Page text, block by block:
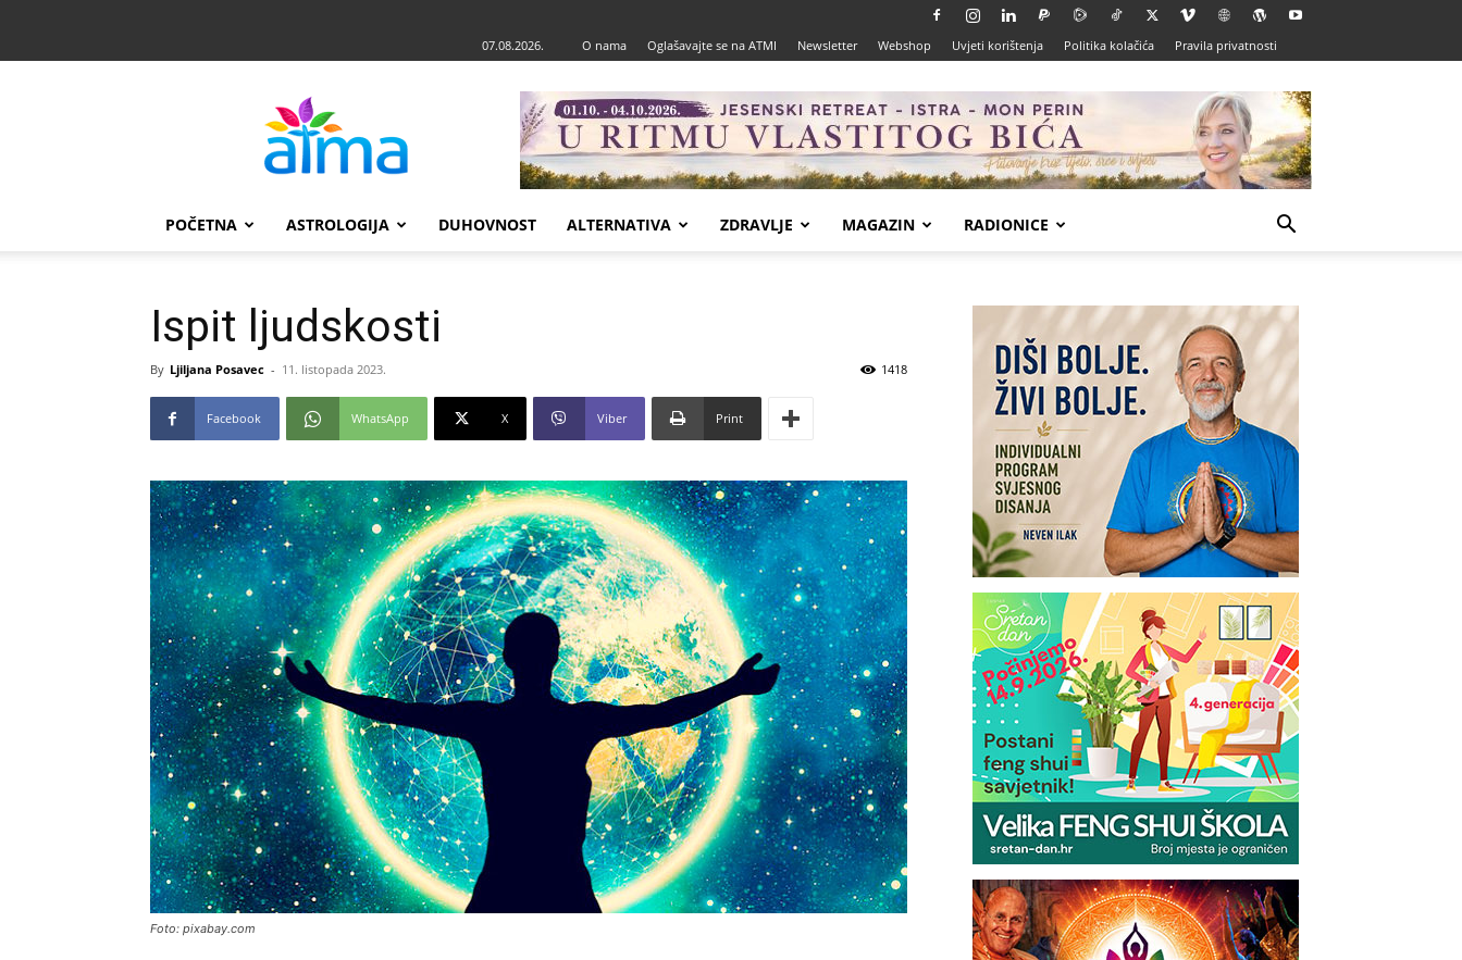
07.08.2026. O nama Oglašavajte se na ATMI Newsletter Webshop Uvjeti korištenja Politika kolačića Pravila privatnosti
POČETNA ASTROLOGIJA DUHOVNOST ALTERNATIVA ZDRAVLJE MAGAZIN RADIONICE
Ispit ljudskosti
By Ljiljana Posavec - 11. listopada 2023. 1418
Facebook WhatsApp X Viber Print
Foto: pixabay.com